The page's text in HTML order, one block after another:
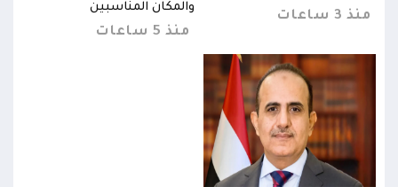
منذ 3 ساعات
والمكان المناسبين
منذ 5 ساعات